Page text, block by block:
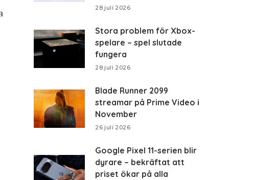
28 juli 2026
Stora problem för Xbox-
spelare – spel slutade
fungera
28 juli 2026
Blade Runner 2099
streamar på Prime Video i
November
26 juli 2026
Google Pixel 11-serien blir
dyrare – bekräftat att
priset ökar på alla